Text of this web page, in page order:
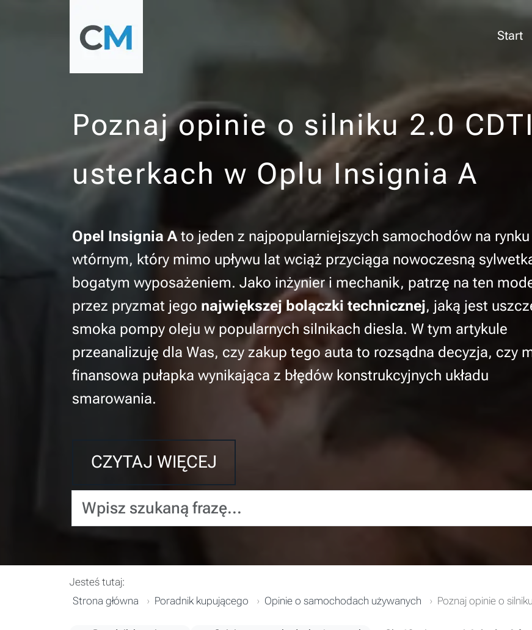
Start
Poznaj opinie o silniku 2.0
usterkach w Oplu Insignia A
Opel Insignia Ato jeden z najpopularniejszych samochodów na rynku
wtórnym, który mimo upływu lat wciąż przyciąga nowoczesną
bogatym wyposażeniem. Jako inżynier i mechanik, patrzę na ten
przez pryzmat jego największej bolączki technicznej, jaką jest
smoka pompy oleju w popularnych silnikach diesla. W tym artykule
przeanalizuję dla Was, czy zakup tego auta to rozsądna decyzja, czy
finansowa pułapka wynikająca z błędów konstrukcyjnych układu
smarowania.
CZYTAJ WIĘCEJ
Wpisz szukaną frazę...
Jesteś tutaj:
Strona główna
Poradnik kupującego Opinie o samochodach używanych Poznaj opinie o